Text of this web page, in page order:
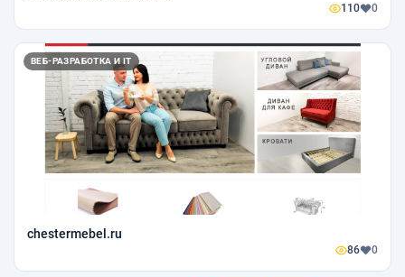
110 0
ВЕБ-РАЗРАБОТКА И IT
chestermebel.ru
86 0